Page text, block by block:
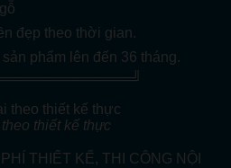
đẹp theo thời gian.
phẩm lên đến 36 tháng.
thiết kế thực
THIẾT KẾ, THI CÔNG NỘI